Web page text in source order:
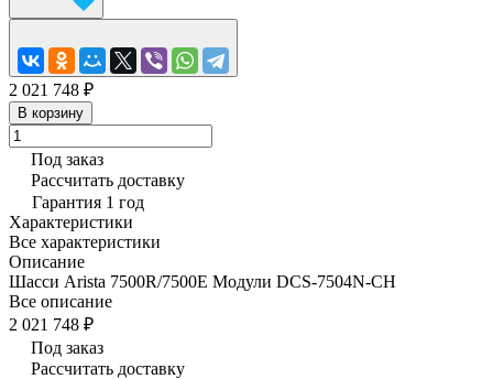
2 021 748 ₽
В корзину
Под заказ
Рассчитать доставку
Гарантия 1 год
Характеристики
Все характеристики
Описание
Шасси Arista 7500R/7500E Модули DCS-7504N-CH
Все описание
2 021 748 ₽
Под заказ
Рассчитать доставку